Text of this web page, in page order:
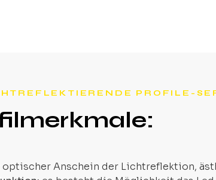
PROFILE-
optischer Anschein der Lichtreflektion,